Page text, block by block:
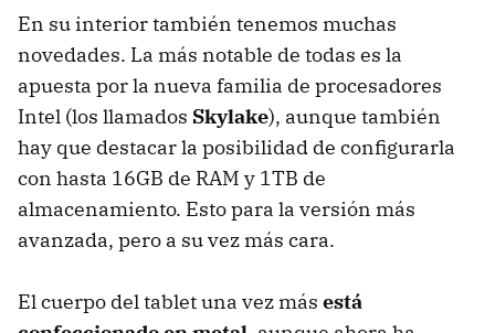
En su interior también tenemos muchas
novedades. La más notable de todas es la
apuesta por la nueva familia de procesadores
Intel (los llamados Skylake), aunque también
hay que destacar la posibilidad de configurarla
con hasta 16GB de RAM y 1TB de
almacenamiento. Esto para la versión más
avanzada, pero a su vez más cara.
El cuerpo del tablet una vez más está